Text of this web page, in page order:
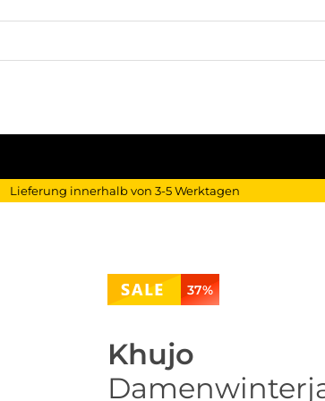
Lieferung innerhalb von 3-5 Werktagen
37%
Khujo